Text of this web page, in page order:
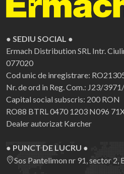
● SEDIU SOCIAL ●
Ermach Distribution SRL Intr.
077020
Cod unic de inregistrare:
Nr. de ord in Reg. Com.: J23/
Capital social subscris: 200 RON
RO88 BTRL 0470 1203 N096
Dealer autorizat Karcher
● PUNCT DE LUCRU ●
Sos Pantelimon nr 91, sector 2,